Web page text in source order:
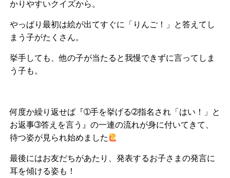
かりやすいクイズから。
やっぱり最初は絵が出てすぐに「りんご！」と答えてし
まう子がたくさん。
挙手しても、他の子が当たると我慢できずに言ってしま
う子も。
何度か繰り返せば『➀手を挙げる➁指名され「はい！」と
お返事➂答えを言う』の一連の流れが身に付いてきて、
待つ姿が見られ始めました
最後にはお友だちがあたり、発表するお子さまの発言に
耳を傾ける姿も！